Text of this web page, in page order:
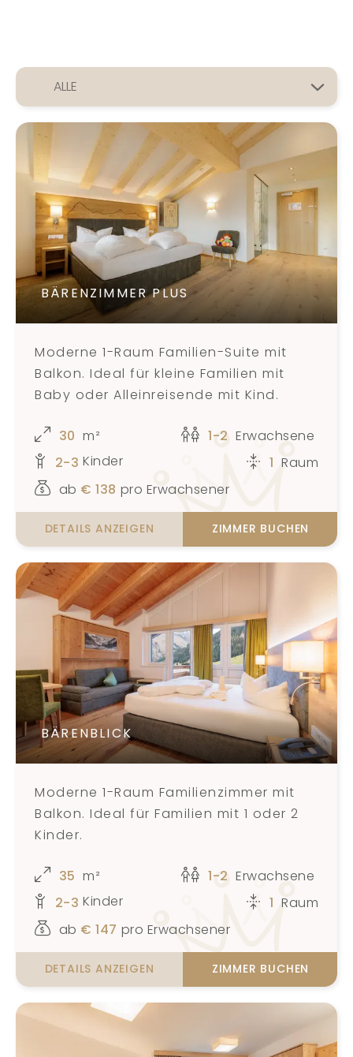
Menü
auf
mobile
öffnen
ALLE
FAMILIEN-SUITE | 4-RAUM
FAMILIEN-SUITE | 3-RAUM
FAMILIEN-SUITE | 2-RAUM
FAMILIEN-SUITE | 1-RAUM
BÄRENZIMMER PLUS
Moderne 1-Raum Familien-Suite mit
Balkon. Ideal für kleine Familien mit
Baby oder Alleinreisende mit Kind.
1-2 Erwachsene
2-3 Kinder
30 m²
1 Raum
ab € 138 pro Erwachsener
DETAILS ANZEIGEN ZIMMER BUCHEN
BÄRENBLICK
Moderne 1-Raum Familienzimmer mit
Balkon. Ideal für Familien mit 1 oder 2
Kinder.
1-2 Erwachsene
2-3 Kinder
35 m²
1 Raum
ab € 147 pro Erwachsener
DETAILS ANZEIGEN ZIMMER BUCHEN